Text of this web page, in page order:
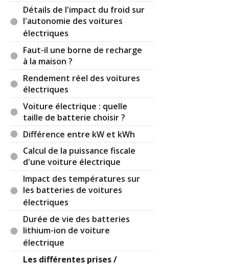
(Votre post sera visible sous le commentaire)
ParPetchou (Date : 2020-07-17 20:29:04)
Bonjour à tous
Merci beaucoup, beaucoup pour ces informations
claires. Je pense que votre site est le seul (oui, je
dis bien le seul !) où on comprend vraiment bien
les différents types de prises, les possibilités de
transformation etc.
Petite remarque ou question : il me semble que le
petit paragraphe sur le Type 2S est mal
positionné et que de ce fait, cela prête à confusion
(en lisant, on a l'impression que le Type 2S est une
variante du type 1). Est-ce que je le trompe ?
Encore merci pour vos articles.
Bien cordialement.
Petchou
Détails de l'impact du froid sur
l'autonomie des voitures
électriques
Faut-il une borne de recharge
à la maison ?
Rendement réel des voitures
électriques
Voiture électrique : quelle
taille de batterie choisir ?
Différence entre kW et kWh
Calcul de la puissance fiscale
d'une voiture électrique
Impact des températures sur
les batteries de voitures
électriques
Durée de vie des batteries
lithium-ion de voiture
électrique
Les différentes prises /